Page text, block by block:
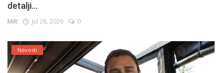
detalji...
Milt Jul 28, 2026 0
Novosti